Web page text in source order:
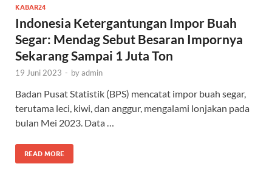
KABAR24
Indonesia Ketergantungan Impor Buah
Segar: Mendag Sebut Besaran Impornya
Sekarang Sampai 1 Juta Ton
19 Juni 2023 - byadmin
Badan Pusat Statistik (BPS) mencatat impor buah segar,
terutama leci, kiwi, dan anggur, mengalami lonjakan pada
bulan Mei 2023. Data …
READ MORE